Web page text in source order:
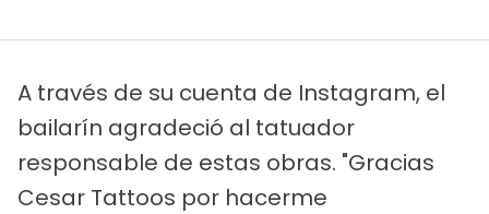
A través de su cuenta de Instagram, el
bailarín agradeció al tatuador
responsable de estas obras. "Gracias
Cesar Tattoos por hacerme